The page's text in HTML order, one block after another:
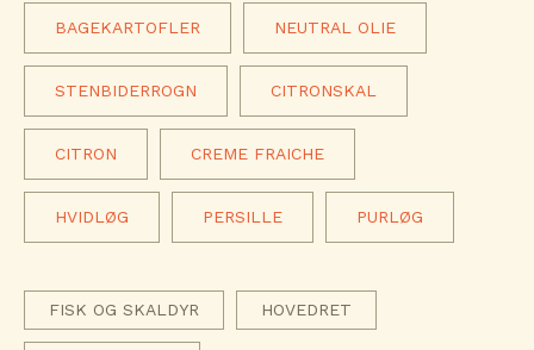
BAGEKARTOFLER NEUTRAL OLIE
STENBIDERROGN CITRONSKAL
CITRON CREME FRAICHE
HVIDLØG PERSILLE PURLØG
FISK OG SKALDYR HOVEDRET